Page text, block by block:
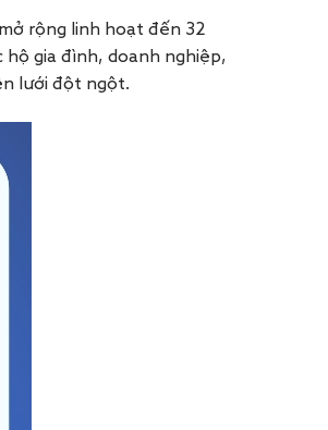
rộng linh hoạt đến 32
hộ gia đình, doanh nghiệp,
lưới đột ngột.